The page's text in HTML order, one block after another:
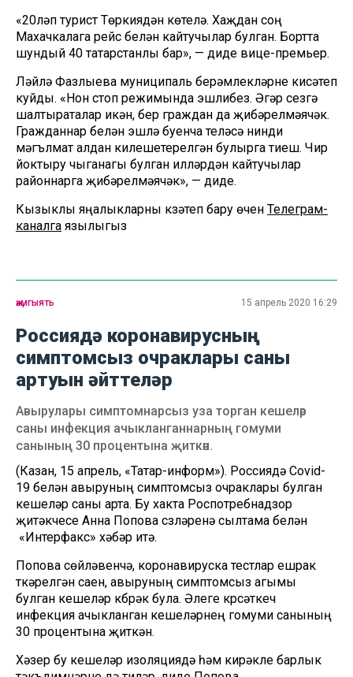
«20ләп турист Төркиядән көтелә. Хаҗдан соң
Махачкалага рейс белән кайтучылар булган. Бортта
шундый 40 татарстанлы бар», — диде вице-премьер.
Ләйлә Фазлыева муниципаль берәмлекләрне кисәтеп
куйды. «Нон стоп режимында эшлибез. Әгәр сезгә
шалтыраталар икән, бер граждан да җибәрелмәячәк.
Гражданнар белән эшләү буенча теләсә нинди
мәгълүмат алдан килешетерелгән булырга тиеш. Чир
йоктыру чыганагы булган илләрдән кайтучылар
районнарга җибәрелмәячәк», — диде.
Кызыклы яңалыкларны күзәтеп бару өчен Телеграм-
каналга язылыгыз
җәмгыять 15 апрель 2020 16:29
Россиядә коронавирусның
симптомсыз очраклары саны
артуын әйттеләр
Авырулары симптомнарсыз уза торган кешеләр
саны инфекция ачыкланганнарның гомуми
санының 30 процентына җиткән.
(Казан, 15 апрель, «Татар-информ»). Россиядә Covid-
19 белән авыруның симптомсыз очраклары булган
кешеләр саны арта. Бу хакта Роспотребнадзор
җитәкчесе Анна Попова сүзләренә сылтама белән
«Интерфакс» хәбәр итә.
Попова сөйләвенчә, коронавируска тестлар ешрак
үткәрелгән саен, авыруның симптомсыз агымы
булган кешеләр күбрәк була. Әлеге күрсәткеч
инфекция ачыкланган кешеләрнең гомуми санының
30 процентына җиткән.
Хәзер бу кешеләр изоляциядә һәм кирәкле барлык